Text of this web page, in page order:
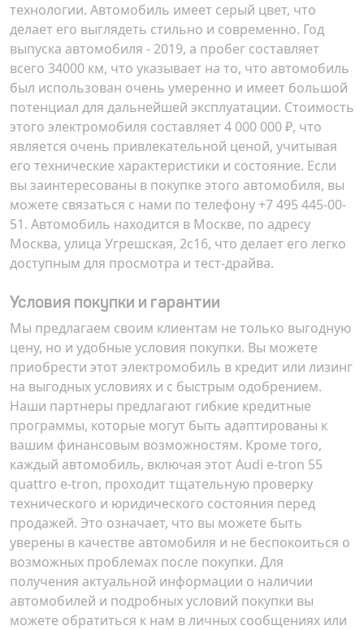
технологии. Автомобиль имеет серый цвет, что
делает его выглядеть стильно и современно. Год
выпуска автомобиля - 2019, а пробег составляет
всего 34000 км, что указывает на то, что автомобиль
был использован очень умеренно и имеет большой
потенциал для дальнейшей эксплуатации. Стоимость
этого электромобиля составляет4 000 000 ₽, что
является очень привлекательной ценой, учитывая
его технические характеристики и состояние. Если
вы заинтересованы в покупке этого автомобиля, вы
можете связаться с нами по телефону +7 495 445-00-
51. Автомобиль находится в Москве, по адресу
Москва, улица Угрешская, 2с16, что делает его легко
доступным для просмотра и тест-драйва.
Условия покупки и гарантии
Мы предлагаем своим клиентам не только выгодную
цену, но и удобные условия покупки. Вы можете
приобрести этот электромобиль в кредит или лизинг
на выгодных условиях и с быстрым одобрением.
Наши партнеры предлагают гибкие кредитные
программы, которые могут быть адаптированы к
вашим финансовым возможностям. Кроме того,
каждый автомобиль, включая этот Audi e-tron 55
quattro e-tron, проходит тщательную проверку
технического и юридического состояния перед
продажей. Это означает, что вы можете быть
уверены в качестве автомобиля и не беспокоиться о
возможных проблемах после покупки. Для
получения актуальной информации о наличии
автомобилей и подробных условий покупки вы
можете обратиться к нам в личных сообщениях или